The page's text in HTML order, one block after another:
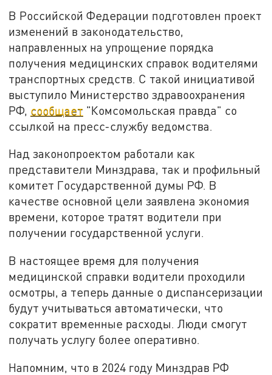
В Российской Федерации подготовлен проект
изменений в законодательство,
направленных на упрощение порядка
получения медицинских справок водителями
транспортных средств. С такой инициативой
выступило Министерство здравоохранения
РФ, сообщает "Комсомольская правда" со
ссылкой на пресс-службу ведомства.
Над законопроектом работали как
представители Минздрава, так и профильный
комитет Государственной думы РФ. В
качестве основной цели заявлена экономия
времени, которое тратят водители при
получении государственной услуги.
В настоящее время для получения
медицинской справки водители проходили
осмотры, а теперь данные о диспансеризации
будут учитываться автоматически, что
сократит временные расходы. Люди смогут
получать услугу более оперативно.
Напомним, что в 2024 году Минздрав РФ